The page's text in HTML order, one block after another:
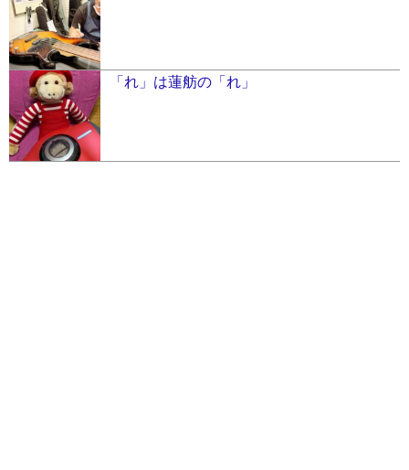
「れ」は蓮舫の「れ」